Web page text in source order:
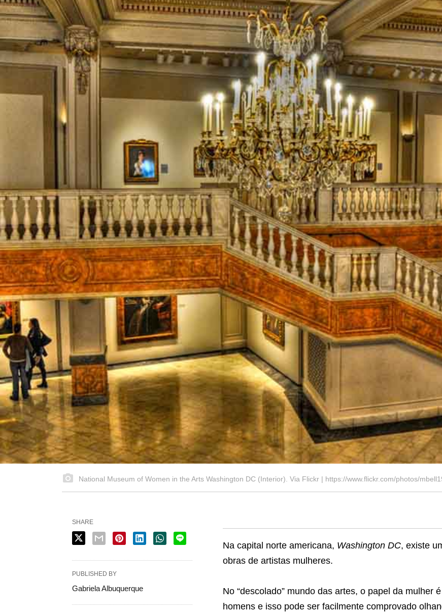
National Museum of Women in the Arts Washington DC (Interior). Via Flickr | https://www.flickr.com/photos/
Na capital norte americana, Washington DC, existe
obras de artistas mulheres.
No “descolado” mundo das artes, o papel da mulher
homens e isso pode ser facilmente comprovado
SHARE
PUBLISHED BY
Gabriela Albuquerque